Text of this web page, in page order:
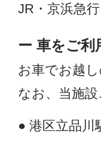
JR・京浜急
ー 車をご利
お車でお越
なお、当施
● 港区立品川